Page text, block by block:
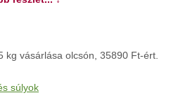
kg vásárlása olcsón, 35890 Ft-ért.
súlyok